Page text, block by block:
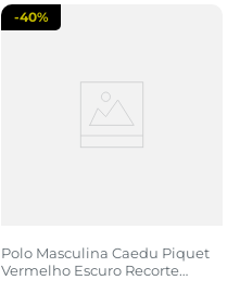
Polo Masculina Caedu Piquet
Vermelho Escuro Recorte
-40%